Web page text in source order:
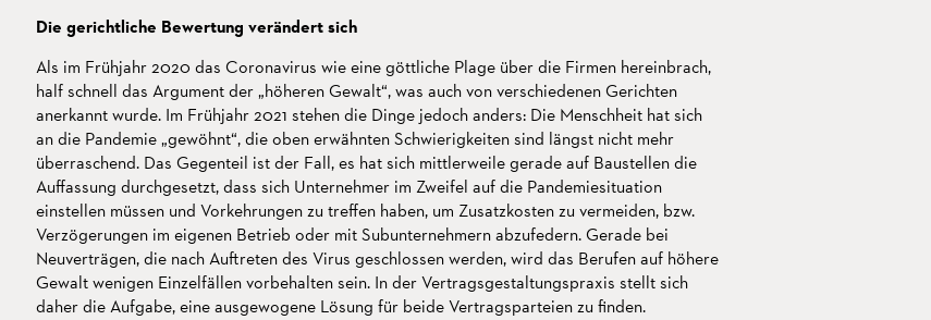
Die gerichtliche Bewertung verändert sich
Als im Frühjahr 2020 das Coronavirus wie eine göttliche Plage über die Firmen hereinbrach,
half schnell das Argument der „höheren Gewalt“, was auch von verschiedenen Gerichten
anerkannt wurde. Im Frühjahr 2021 stehen die Dinge jedoch anders: Die Menschheit hat sich
an die Pandemie „gewöhnt“, die oben erwähnten Schwierigkeiten sind längst nicht mehr
überraschend. Das Gegenteil ist der Fall, es hat sich mittlerweile gerade auf Baustellen die
Auffassung durchgesetzt, dass sich Unternehmer im Zweifel auf die Pandemiesituation
einstellen müssen und Vorkehrungen zu treffen haben, um Zusatzkosten zu vermeiden, bzw.
Verzögerungen im eigenen Betrieb oder mit Subunternehmern abzufedern. Gerade bei
Neuverträgen, die nach Auftreten des Virus geschlossen werden, wird das Berufen auf höhere
Gewalt wenigen Einzelfällen vorbehalten sein. In der Vertragsgestaltungspraxis stellt sich
daher die Aufgabe, eine ausgewogene Lösung für beide Vertragsparteien zu finden.